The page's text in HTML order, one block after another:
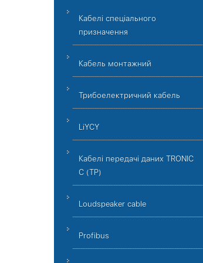
Кабелі спеціального
призначення
Кабель монтажний
Трибоелектричний кабель
LiYCY
Кабелі передачі даних TRONIC
C (TP)
Loudspeaker cable
Profibus